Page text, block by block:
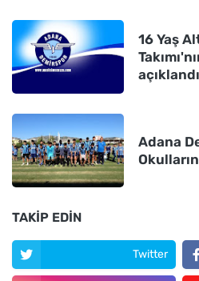
16 Yaş
açıklandı
Adana
TAKIP EDIN
Twitter